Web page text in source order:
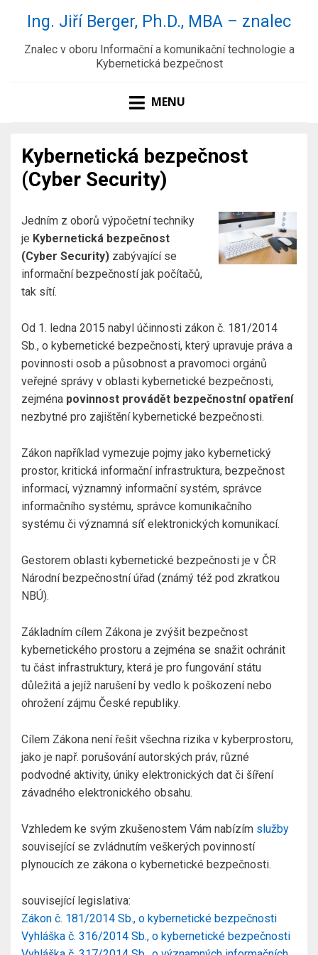
Ing. Jiří Berger, Ph.D., MBA – znalec
Znalec v oboru Informační a komunikační technologie a
Kybernetická bezpečnost
MENU
Kybernetická bezpečnost
(Cyber Security)
Jedním z oborů výpočetní techniky
je Kybernetická bezpečnost
(Cyber Security) zabývající se
informační bezpečností jak počítačů,
tak sítí.
Od 1. ledna 2015 nabyl účinnosti zákon č. 181/2014
Sb., o kybernetické bezpečnosti, který upravuje práva a
povinnosti osob a působnost a pravomoci orgánů
veřejné správy v oblasti kybernetické bezpečnosti,
zejména povinnost provádět bezpečnostní opatření
nezbytné pro zajištění kybernetické bezpečnosti.
Zákon například vymezuje pojmy jako kybernetický
prostor, kritická informační infrastruktura, bezpečnost
informací, významný informační systém, správce
informačního systému, správce komunikačního
systému či významná síť elektronických komunikací.
Gestorem oblasti kybernetické bezpečnosti je v ČR
Národní bezpečnostní úřad (známý též pod zkratkou
NBÚ).
Základním cílem Zákona je zvýšit bezpečnost
kybernetického prostoru a zejména se snažit ochránit
tu část infrastruktury, která je pro fungování státu
důležitá a jejíž narušení by vedlo k poškození nebo
ohrožení zájmu České republiky.
Cílem Zákona není řešit všechna rizika v kyberprostoru,
jako je např. porušování autorských práv, různé
podvodné aktivity, úniky elektronických dat či šíření
závadného elektronického obsahu.
Vzhledem ke svým zkušenostem Vám nabízím služby
související se zvládnutím veškerých povinností
plynoucích ze zákona o kybernetické bezpečnosti.
související legislativa:
Zákon č. 181/2014 Sb., o kybernetické bezpečnosti
Vyhláška č. 316/2014 Sb., o kybernetické bezpečnosti